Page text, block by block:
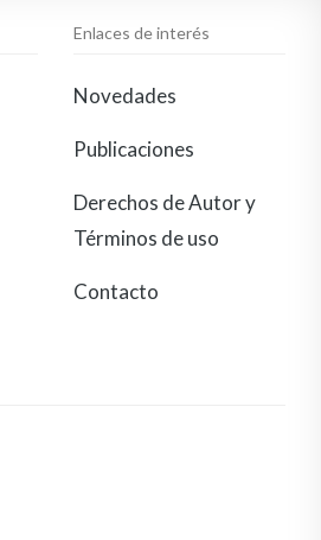
Enlaces de interés
Novedades
Publicaciones
Derechos de Autor y
Términos de uso
Contacto